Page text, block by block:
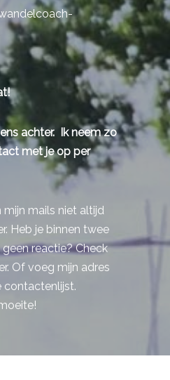
achter. Ik neem zo
met je op per
mijn mails niet altijd
Heb je binnen twee
reactie? Check
Of voeg mijn adres
contactenlijst.